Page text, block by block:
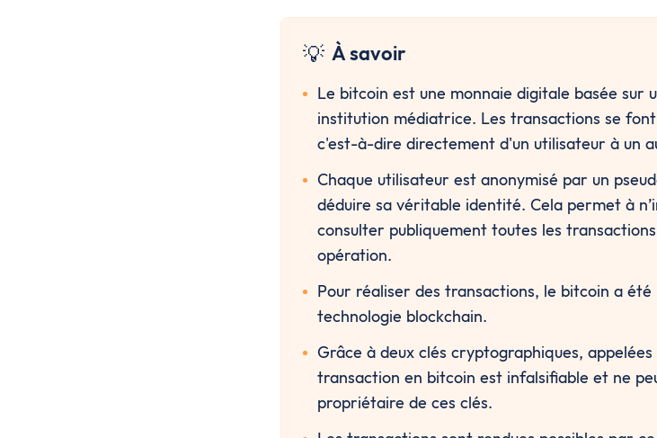
💡 À savoir
Le bitcoin est une monnaie digitale basée sur
institution médiatrice. Les transactions se
c'est-à-dire directement d'un utilisateur à un
Chaque utilisateur est anonymisé par un
déduire sa véritable identité. Cela permet à
consulter publiquement toutes les
opération.
Pour réaliser des transactions, le bitcoin a
technologie blockchain.
Grâce à deux clés cryptographiques,
transaction en bitcoin est infalsifiable et ne
propriétaire de ces clés.